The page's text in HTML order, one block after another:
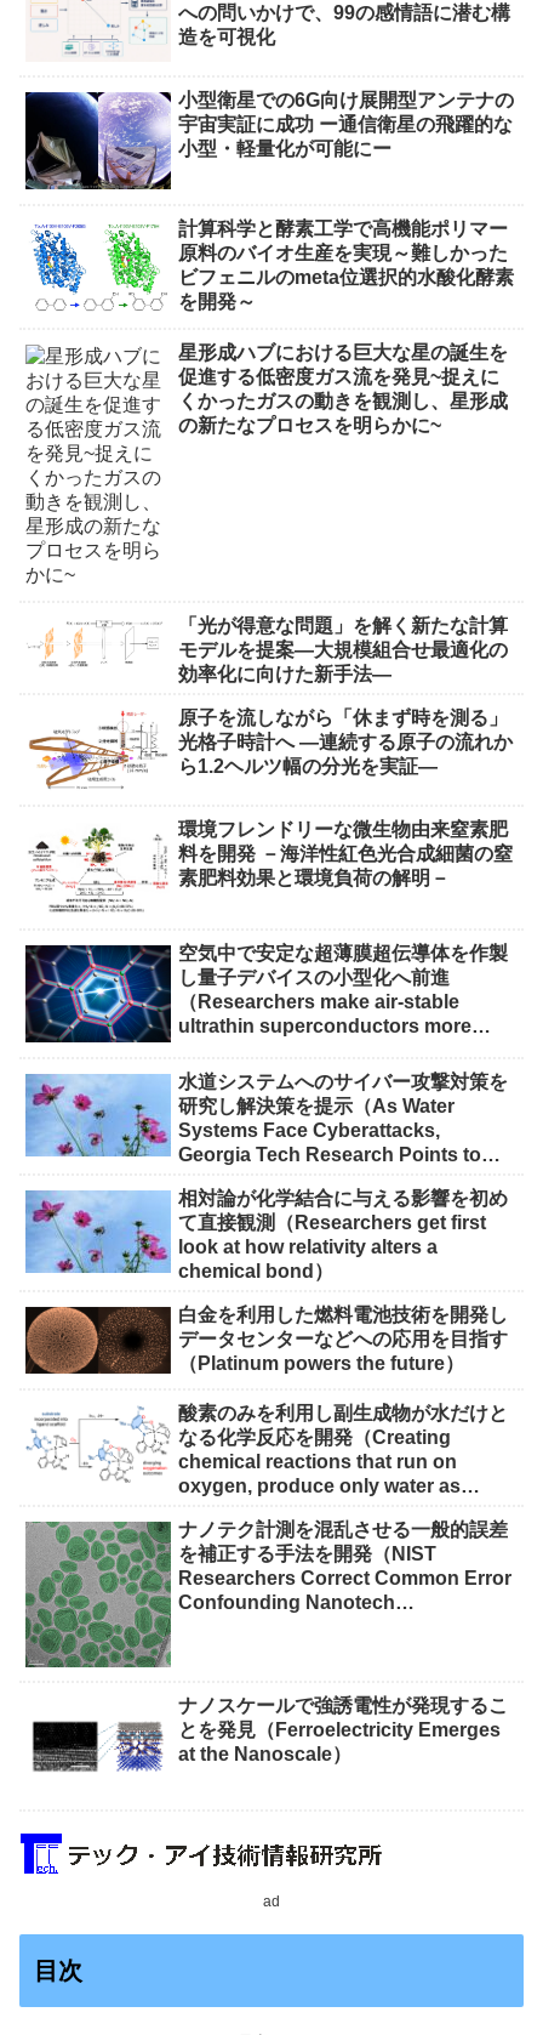
への問いかけで、99の感情語に潜む構
造を可視化
小型衛星での6G向け展開型アンテナの
宇宙実証に成功 ー通信衛星の飛躍的な
小型・軽量化が可能にー
計算科学と酵素工学で高機能ポリマー
原料のバイオ生産を実現～難しかった
ビフェニルのmeta位選択的水酸化酵素
を開発～
星形成ハブにおける巨大な星の誕生を
促進する低密度ガス流を発見~捉えに
くかったガスの動きを観測し、星形成
の新たなプロセスを明らかに~
「光が得意な問題」を解く新たな計算
モデルを提案―大規模組合せ最適化の
効率化に向けた新手法―
原子を流しながら「休まず時を測る」
光格子時計へ ―連続する原子の流れか
ら1.2ヘルツ幅の分光を実証―
環境フレンドリーな微生物由来窒素肥
料を開発 －海洋性紅色光合成細菌の窒
素肥料効果と環境負荷の解明－
空気中で安定な超薄膜超伝導体を作製
し量子デバイスの小型化へ前進
（Researchers make air-stable
ultrathin superconductors more
水道システムへのサイバー攻撃対策を
研究し解決策を提示（As Water
Systems Face Cyberattacks,
Georgia Tech Research Points to
相対論が化学結合に与える影響を初め
て直接観測（Researchers get first
look at how relativity alters a
chemical bond）
白金を利用した燃料電池技術を開発し
データセンターなどへの応用を目指す
（Platinum powers the future）
酸素のみを利用し副生成物が水だけと
なる化学反応を開発（Creating
chemical reactions that run on
oxygen, produce only water as
ナノテク計測を混乱させる一般的誤差
を補正する手法を開発（NIST
Researchers Correct Common Error
Confounding Nanotech
ナノスケールで強誘電性が発現するこ
とを発見（Ferroelectricity Emerges
at the Nanoscale）
ad
目次